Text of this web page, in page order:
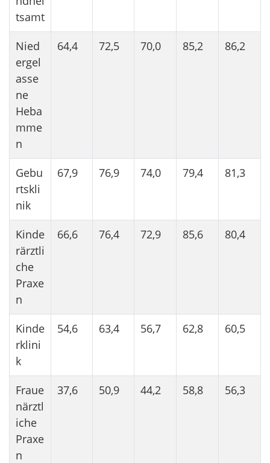
tsamt
Nied
ergel
asse
ne
Heba
mme
n
64,4 72,5 70,0 85,2 86,2
Gebu
rtskli
nik
67,9 76,9 74,0 79,4 81,3
Kinde
rärztli
che
Praxe
n
66,6 76,4 72,9 85,6 80,4
Kinde
rklini
k
54,6 63,4 56,7 62,8 60,5
Fraue
närztl
iche
Praxe
n
37,6 50,9 44,2 58,8 56,3